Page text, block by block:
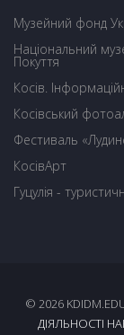
Музейний фонд
Національний
Покуття
Косів.
Косівський
Фестиваль
КосівАрт
Гуцулія -
© 2026
ДІЯЛЬНОСТІ